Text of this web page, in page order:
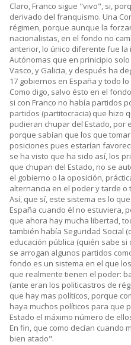
Claro, Franco sigue "vivo", si,
derivado del franquismo. Una
régimen, porque aunque la
nacionalistas, en el fondo no
anterior, lo único diferente fue
Autónomas que en prinicipio
Vasco, y Galicia, y después ha
17 gobiernos en España y todo
Como digo, salvo ésto en el
si con Franco no había partidos
partidos (partitocracia) que hizo
pudieran chupar del Estado,
porque sabían que los que
posiciones pues estarían
se ha visto que ha sido así, los
que chupan del Estado, no se
el gobierno o la oposición,
alternancia en el poder y tarde o
Así, que sí, este sistema es lo
España cuando él no estuviera,
que ahora hay mucha libertad,
también había Seguridad Social
educación pública (quién sabe
se arrogan algunos partidos
fondo es un sistema en el que
que realmente tienen el poder:
(ante eran los politicastros de
que hay mas políticos, porque
haya muchos políticos para que
Estado el máximo número de
En fin, que como decían cuando
bien atado".